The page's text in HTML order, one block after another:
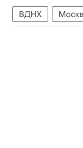
ВДНХ